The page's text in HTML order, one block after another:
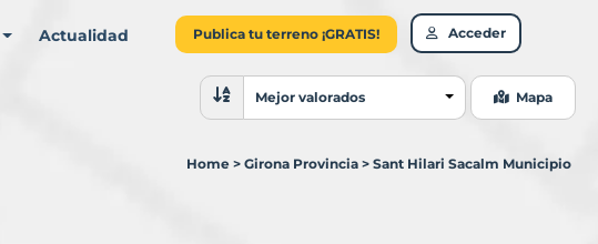
Actualidad Publica tu terreno ¡GRATIS! Acceder
Ordenar resultados
Mejor valorados Mapa
Home > Girona Provincia > Sant Hilari Sacalm Municipio